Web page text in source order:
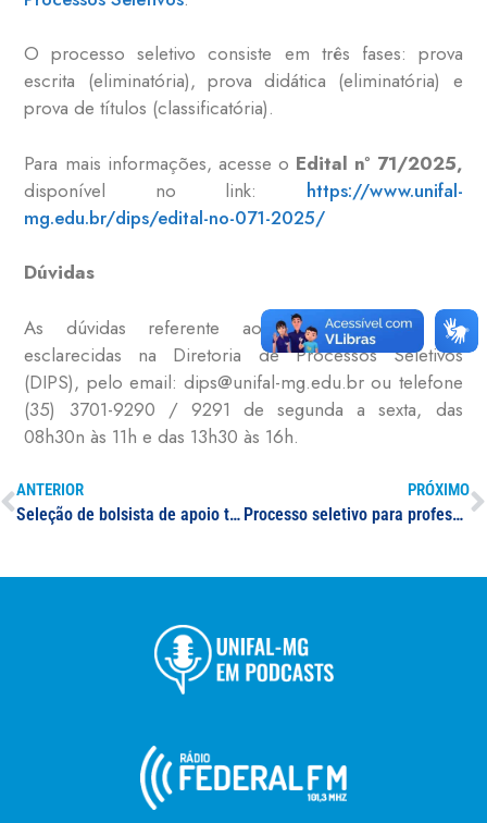
O processo seletivo consiste em três fases: prova
escrita (eliminatória), prova didática (eliminatória) e
prova de títulos (classificatória).
Para mais informações, acesse o Edital nº 71/2025,
disponível no link: https://www.unifal-
mg.edu.br/dips/edital-no-071-2025/
Dúvidas
As dúvidas referente ao edital poderão ser
esclarecidas na Diretoria de Processos Seletivos
(DIPS), pelo email: dips@unifal-mg.edu.br ou telefone
(35) 3701-9290 / 9291 de segunda a sexta, das
08h30n às 11h e das 13h30 às 16h.
ANTERIOR
Seleção de bolsista de apoio técnico ao Desenvolvimento Institucional: área de comunicação social
PRÓXIMO
Processo seletivo para professor(a) substituto(a) na área de atuação em Nutrição, Nutrição Materno Infantil, Nutrição e Dietética